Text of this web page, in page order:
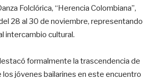
Folclórica, “Herencia Colombiana”,
28 al 30 de noviembre, representando
intercambio cultural.
formalmente la trascendencia de
los jóvenes bailarines en este encuentro